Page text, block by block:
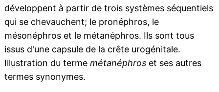
développent à partir de trois systèmes séquentiels
qui se chevauchent; le pronéphros, le
mésonéphros et le métanéphros. Ils sont tous
issus d'une capsule de la crête urogénitale.
Illustration du terme métanéphroset ses autres
termes synonymes.